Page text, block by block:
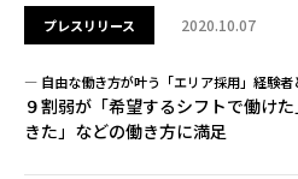
プレスリリース 2020.10.07
― 自由な働き方が叶う「エリア採用」経験
９割弱が「希望するシフトで働け
きた」などの働き方に満足